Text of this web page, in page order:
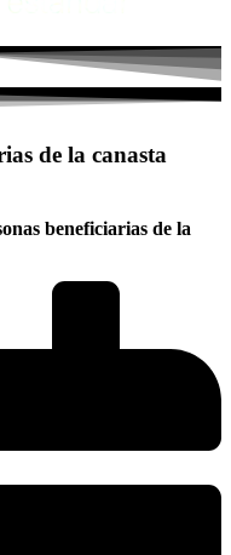
de la canasta
beneficiarias de la